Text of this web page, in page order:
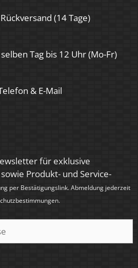
(14 Tage)
Tag bis 12 Uhr (Mo-Fr)
& E-Mail
für exklusive
Produkt- und Service-
per Bestätigungslink. Abmeldung jederzeit
.